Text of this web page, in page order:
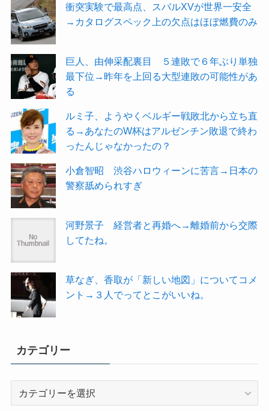
衝突実験で最高点、スバルXVが世界一安全
→カタログスペック上の欠点はほぼ燃費のみ
巨人、由伸采配裏目 ５連敗で６年ぶり単独
最下位→昨年を上回る大型連敗の可能性があ
る
ルミ子、ようやくベルギー戦敗北から立ち直
る→あなたのW杯はアルゼンチン敗退で終わ
ったんじゃなかったの？
小倉智昭 渋谷ハロウィーンに苦言→日本の
警察舐められすぎ
河野景子 経営者と再婚へ→離婚前から交際
してたね。
草なぎ、香取が「新しい地図」についてコメ
ント→３人でってとこがいいね。
カテゴリー